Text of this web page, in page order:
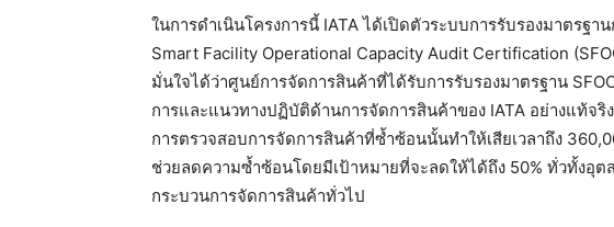
ในการดำเนินโครงการนี้ IATA ได้เปิดตัวระบบการรับรองมาตรฐ
Smart Facility Operational Capacity Audit Certification
มั่นใจได้ว่าศูนย์การจัดการสินค้าที่ได้รับการรับรองมาตรฐาน
การและแนวทางปฏิบัติด้านการจัดการสินค้าของ IATA อย่างแท้จ
การตรวจสอบการจัดการสินค้าที่ซ้ำซ้อนนั้นทำให้เสียเวลาถึง
ช่วยลดความซ้ำซ้อนโดยมีเป้าหมายที่จะลดให้ได้ถึง 50% ทั่วทั้งอุ
กระบวนการจัดการสินค้าทั่วไป